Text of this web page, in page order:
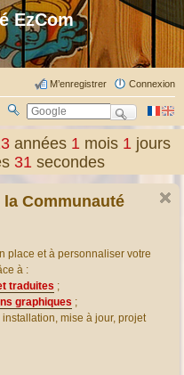
EzCom
Connexion
M’enregistrer
ch
er
années1 mois1 jours
31 secondes
Communauté
place et à personnaliser votre
à :
traduites ;
graphiques ;
mise à jour, projet